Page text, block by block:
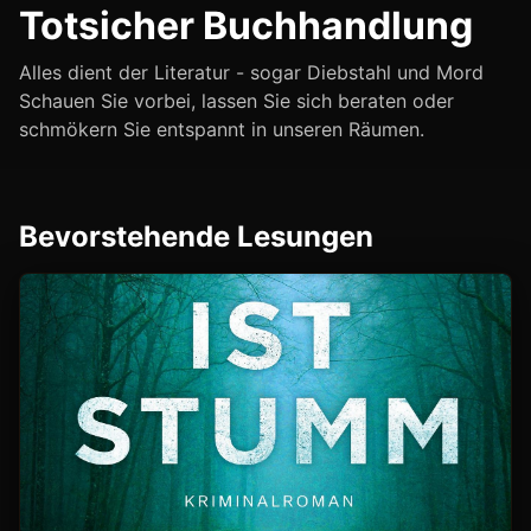
Totsicher Buchhandlung
Alles dient der Literatur - sogar Diebstahl und Mord
Schauen Sie vorbei, lassen Sie sich beraten oder
schmökern Sie entspannt in unseren Räumen.
Bevorstehende Lesungen